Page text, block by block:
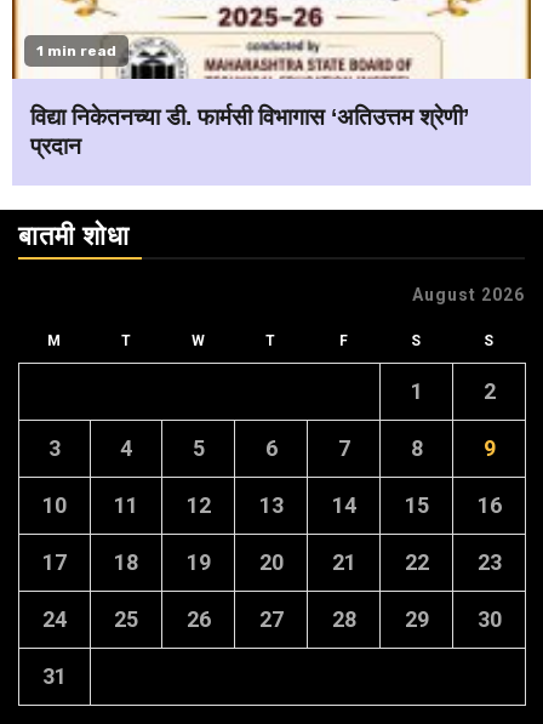
1 min read
विद्या निकेतनच्या डी. फार्मसी विभागास ‘अतिउत्तम श्रेणी’
प्रदान
बातमी शोधा
August 2026
M T W T F S S
1 2
3 4 5 6 7 8 9
10 11 12 13 14 15 16
17 18 19 20 21 22 23
24 25 26 27 28 29 30
31